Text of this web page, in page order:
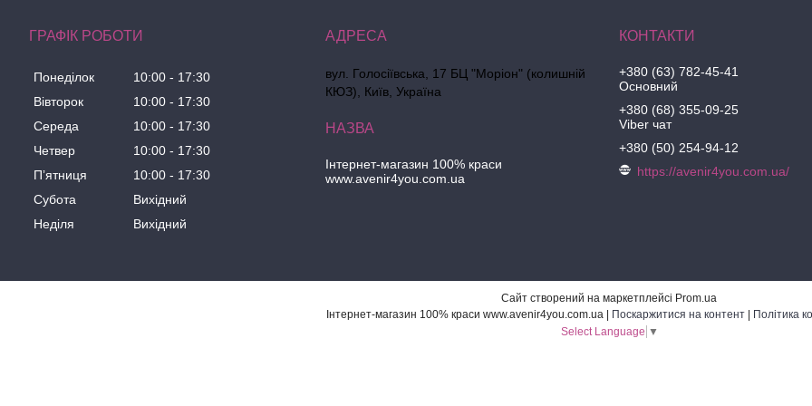
ГРАФІК РОБОТИ
Понеділок 10:00
17:30
Вівторок
10:00
17:30
Середа
10:00
17:30
Четвер
10:00
17:30
Пʼятниця
10:00
17:30
Субота
Вихідний
Неділя
Вихідний
вул. Голосіївська, 17 БЦ "Моріон" (колишній
КЮЗ), Київ, Україна
Інтернет-магазин 100% краси
www.avenir4you.com.ua
+380 (63) 782-45-41
Основний
+380 (68) 355-09-25
Viber чат
+380 (50) 254-94-12
https://avenir4you.com.ua/
Сайт створений на маркетплейсі Prom.ua
Поскаржитися на контент
Політика
Select Language ▼